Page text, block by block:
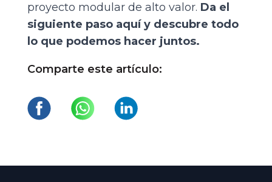
proyecto modular de alto valor. Da el
siguiente paso aquíy descubre todo
lo que podemos hacer juntos.
Comparte este artículo: